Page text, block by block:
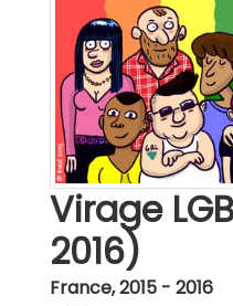
Virage
2016)
France,2015 - 2016